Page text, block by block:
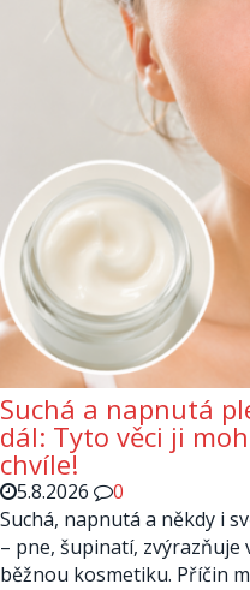
Suchá a napnutá
dál: Tyto věci ji
chvíle!
5.8.2026
0
Suchá, napnutá a někdy i
– pne, šupinatí, zvýrazňuje
běžnou kosmetiku. Příčin